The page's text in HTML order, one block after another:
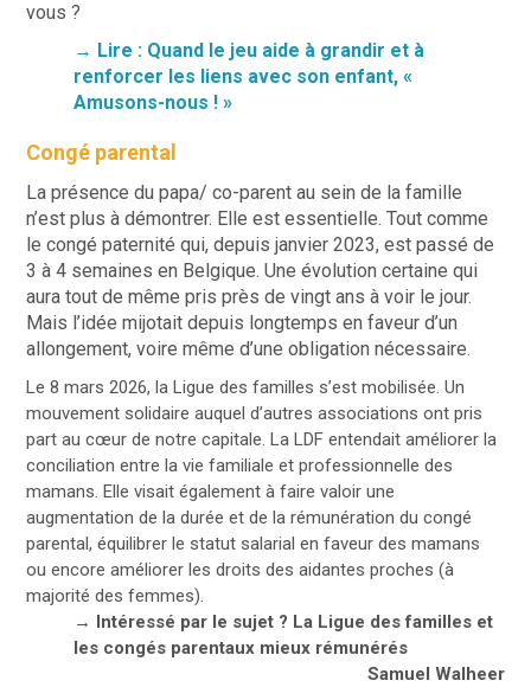
vous ?
→ Lire : Quand le jeu aide à grandir et à
renforcer les liens avec son enfant, «
Amusons-nous ! »
Congé parental
La présence du papa/ co-parent au sein de la famille
n’est plus à démontrer. Elle est essentielle. Tout comme
le congé paternité qui, depuis janvier 2023, est passé de
3 à 4 semaines en Belgique. Une évolution certaine qui
aura tout de même pris près de vingt ans à voir le jour.
Mais l’idée mijotait depuis longtemps en faveur d’un
allongement, voire même d’une obligation nécessaire.
Le 8 mars 2026, la Ligue des familles s’est mobilisée. Un
mouvement solidaire auquel d’autres associations ont pris
part au cœur de notre capitale. La LDF entendait améliorer la
conciliation entre la vie familiale et professionnelle des
mamans. Elle visait également à faire valoir une
augmentation de la durée et de la rémunération du congé
parental, équilibrer le statut salarial en faveur des mamans
ou encore améliorer les droits des aidantes proches (à
majorité des femmes).
→ Intéressé par le sujet ? La Ligue des familles et
les congés parentaux mieux rémunérés
Samuel Walheer